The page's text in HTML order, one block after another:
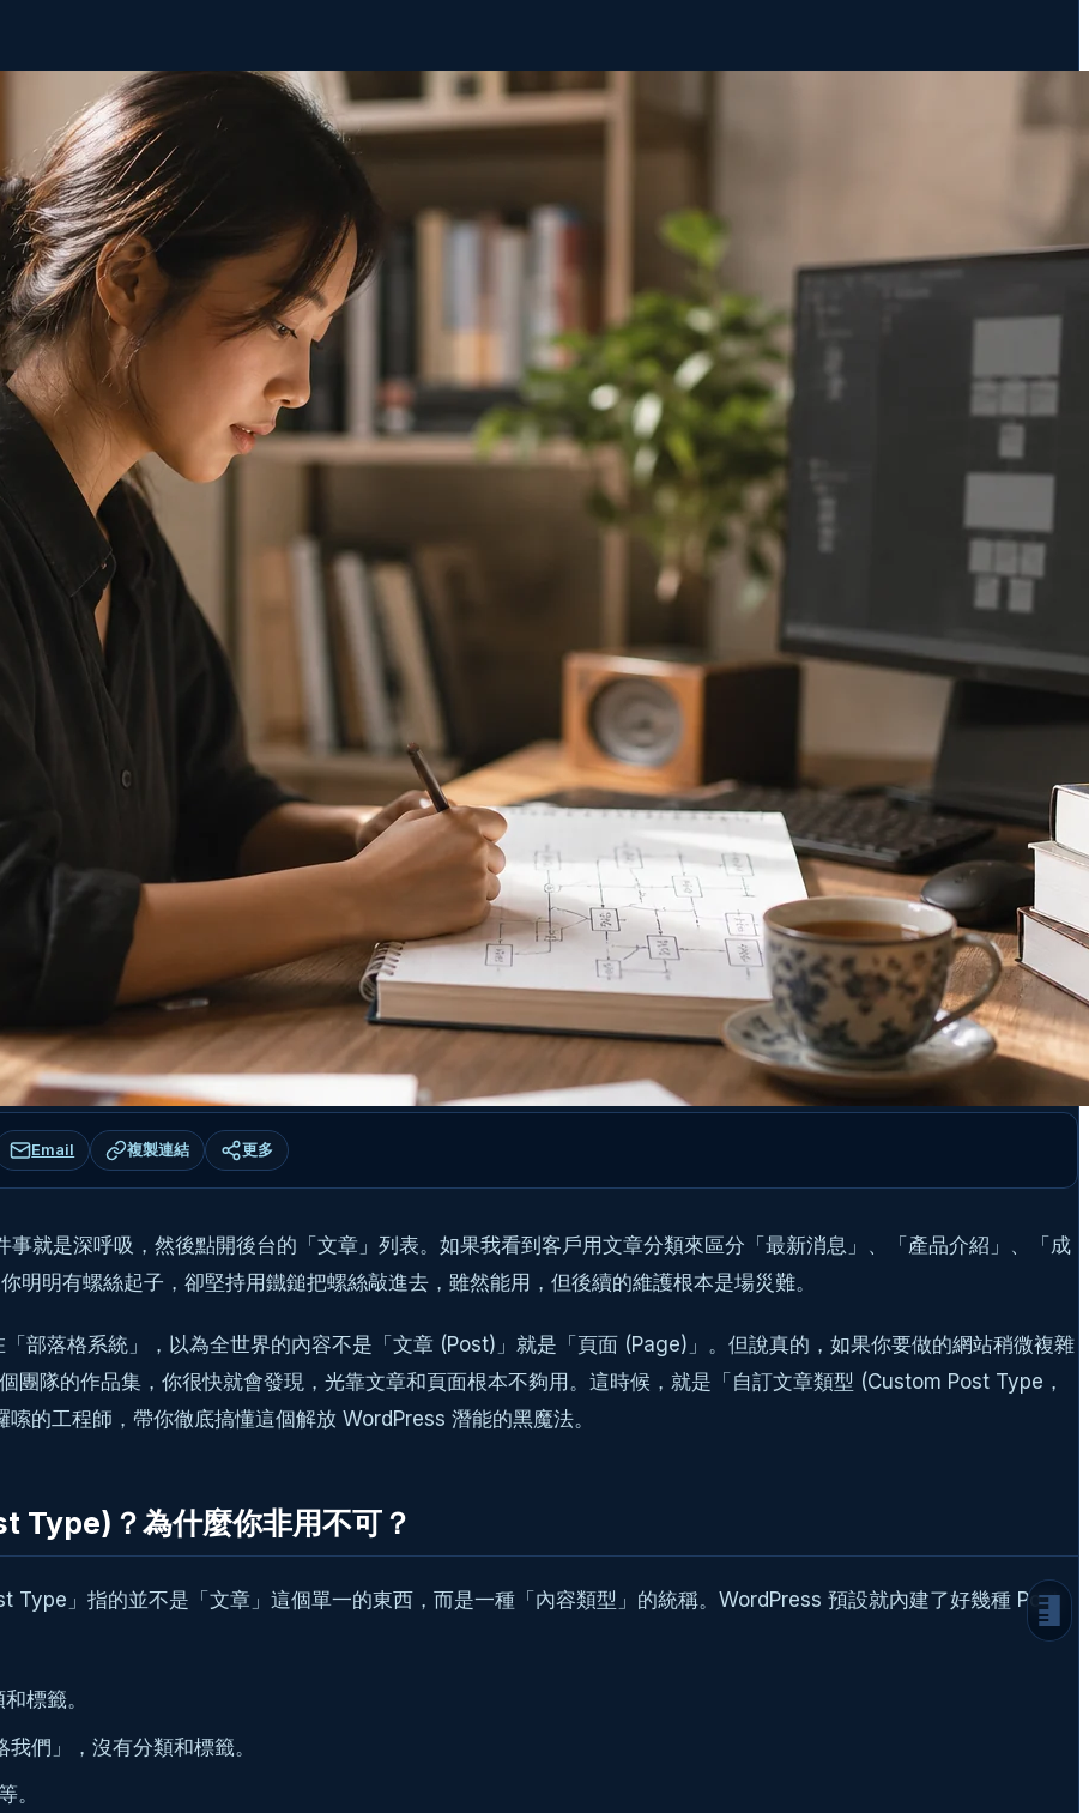
Email 複製連結 更多
就是深呼吸，然後點開後台的「文章」列表。如果我看到客戶用文章分類來區分「最新消息」、「產品介紹」、「成
明有螺絲起子，卻堅持用鐵鎚把螺絲敲進去，雖然能用，但後續的維護根本是場災難。
部落格系統」，以為全世界的內容不是「文章 (Post)」就是「頁面 (Page)」。但說真的，如果你要做的網站稍微複雜
團隊的作品集，你很快就會發現，光靠文章和頁面根本不夠用。這時候，就是「自訂文章類型 (Custom Post Type，
的工程師，帶你徹底搞懂這個解放 WordPress 潛能的黑魔法。
Type)？為什麼你非用不可？
Type」指的並不是「文章」這個單一的東西，而是一種「內容類型」的統稱。WordPress 預設就內建了好幾種 Post
標籤。
們」，沒有分類和標籤。
。
什麼是自訂文章類型 (Custom Post
方法一：懶人福音，使用外掛 CPT UI
方法二：工程師的堅持，用程式碼
`register_post_type`